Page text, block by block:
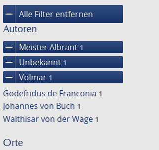
remove Alle Filter entfernen
Autoren
remove Meister Albrant 1
remove Unbekannt 1
remove Volmar 1
Godefridus de Franconia 1
Johannes von Buch 1
Walthisar von der Wage 1
Orte